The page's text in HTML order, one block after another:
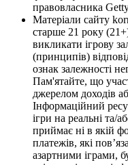
правовласника
Матеріали сайту
старше 21 року
викликати ігрову
(принципів)
ознак залежності
Пам'ятайте, що
джерелом доходів
Інформаційний
ігри на реальні та/
приймає ні в якій
платежів, які
азартними іграми,